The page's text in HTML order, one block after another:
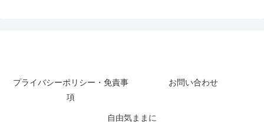
プライバシーポリシー・免責事
項
お問い合わせ
自由気ままに